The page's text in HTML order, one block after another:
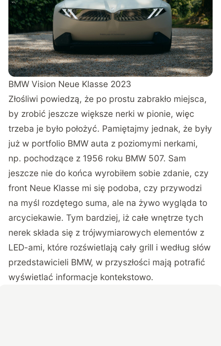
BMW Vision Neue Klasse 2023
Złośliwi powiedzą, że po prostu zabrakło miejsca,
by zrobić jeszcze większe nerki w pionie, więc
trzeba je było położyć. Pamiętajmy jednak, że były
już w portfolio BMW auta z poziomymi nerkami,
np. pochodzące z 1956 roku BMW 507. Sam
jeszcze nie do końca wyrobiłem sobie zdanie, czy
front Neue Klasse mi się podoba, czy przywodzi
na myśl rozdętego suma, ale na żywo wygląda to
arcyciekawie. Tym bardziej, iż całe wnętrze tych
nerek składa się z trójwymiarowych elementów z
LED-ami, które rozświetlają cały grill i według słów
przedstawicieli BMW, w przyszłości mają potrafić
wyświetlać informacje kontekstowo.